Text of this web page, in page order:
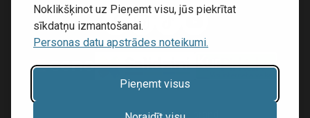
Noklikšķinot uz Pieņemt visu, jūs piekrītat
sīkdatņu izmantošanai.
Personas datu apstrādes noteikumi.
Pieņemt visus
Mājas lapu izstrāde:Inibrand